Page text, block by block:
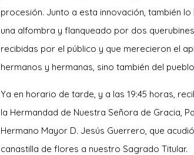
procesión. Junto a esta innovación, también
una alfombra y flanqueado por dos
recibidas por el público y que merecieron el
hermanos y hermanas, sino también del
Ya en horario de tarde, y a las 19:45 horas,
la Hermandad de Nuestra Señora de Gracia,
Hermano Mayor D. Jesús Guerrero, que
canastilla de flores a nuestro Sagrado Titular.